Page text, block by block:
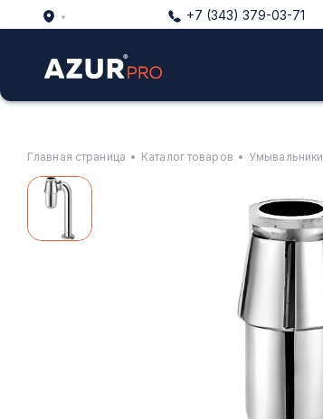
+7 (343) 379-03-71
Главная страница • Каталог товаров • Умывальники